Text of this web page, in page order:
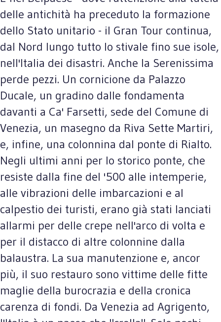
delle antichità ha preceduto la formazione
dello Stato unitario - il Gran Tour continua,
dal Nord lungo tutto lo stivale fino sue isole,
nell'Italia dei disastri. Anche la Serenissima
perde pezzi. Un cornicione da Palazzo
Ducale, un gradino dalle fondamenta
davanti a Ca' Farsetti, sede del Comune di
Venezia, un masegno da Riva Sette Martiri,
e, infine, una colonnina dal ponte di Rialto.
Negli ultimi anni per lo storico ponte, che
resiste dalla fine del '500 alle intemperie,
alle vibrazioni delle imbarcazioni e al
calpestio dei turisti, erano già stati lanciati
allarmi per delle crepe nell'arco di volta e
per il distacco di altre colonnine dalla
balaustra. La sua manutenzione e, ancor
più, il suo restauro sono vittime delle fitte
maglie della burocrazia e della cronica
carenza di fondi. Da Venezia ad Agrigento,